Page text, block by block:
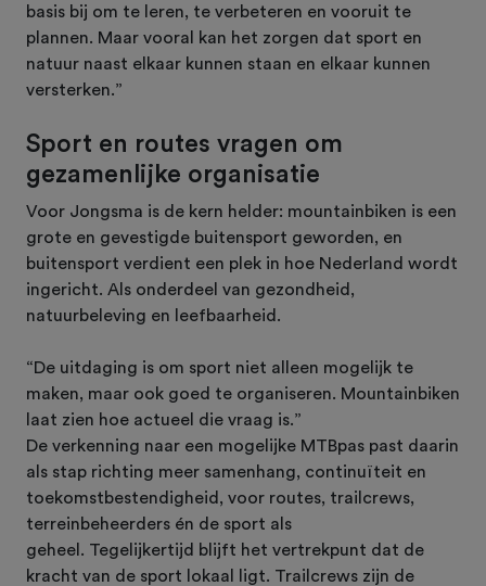
basis bij om te leren, te verbeteren en vooruit te
plannen. Maar vooral kan het zorgen dat sport en
natuur naast elkaar kunnen staan en elkaar kunnen
versterken.”
Sport en routes vragen om
gezamenlijke organisatie
Voor Jongsma is de kern helder: mountainbiken is een
grote en gevestigde buitensport geworden, en
buitensport verdient een plek in hoe Nederland wordt
ingericht. Als onderdeel van gezondheid,
natuurbeleving en leefbaarheid.
“De uitdaging is om sport niet alleen mogelijk te
maken, maar ook goed te organiseren. Mountainbiken
laat zien hoe actueel die vraag is.”
De verkenning naar een mogelijke MTBpas past daarin
als stap richting meer samenhang, continuïteit en
toekomstbestendigheid, voor routes, trailcrews,
terreinbeheerders én de sport als
geheel. Tegelijkertijd blijft het vertrekpunt dat de
kracht van de sport lokaal ligt. Trailcrews zijn de